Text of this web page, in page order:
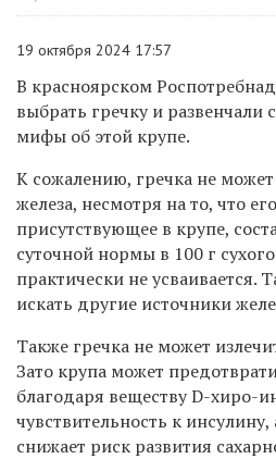
19 октября 2024 17:57
В красноярском
выбрать гречку и
мифы об этой крупе.
К сожалению, гречка не
железа, несмотря на то, что
присутствующее в крупе,
суточной нормы в 100 г
практически не усваивается.
искать другие источники
Также гречка не может
Зато крупа может
благодаря веществу D-хиро-
чувствительность к
снижает риск развития